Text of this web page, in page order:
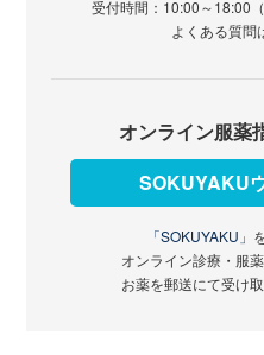
受付時間：10:00～18:00
よくある質問
オンライン服薬
SOKUYAKU
「SOKUYAKU」
オンライン診療・服
お薬を郵送にて受け